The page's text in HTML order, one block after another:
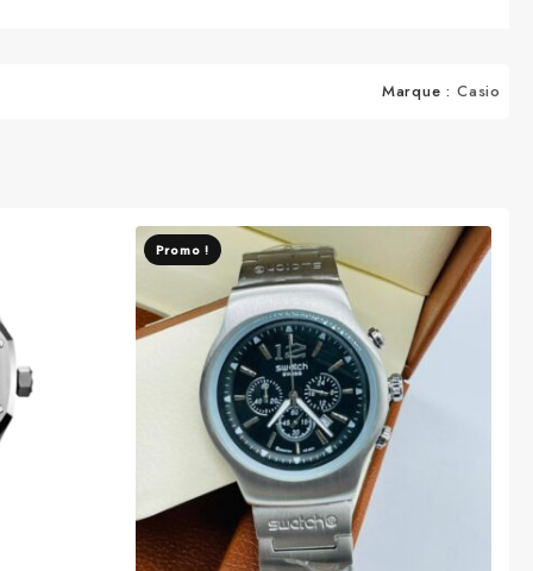
Marque : Casio
Promo !